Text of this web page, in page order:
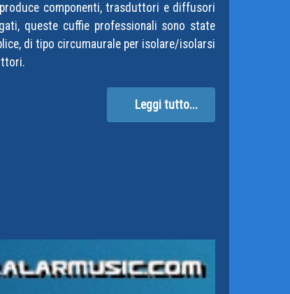
produce componenti, trasduttori e diffusori
queste cuffie professionali sono state
di tipo circumaurale per isolare/isolarsi
Leggi tutto...